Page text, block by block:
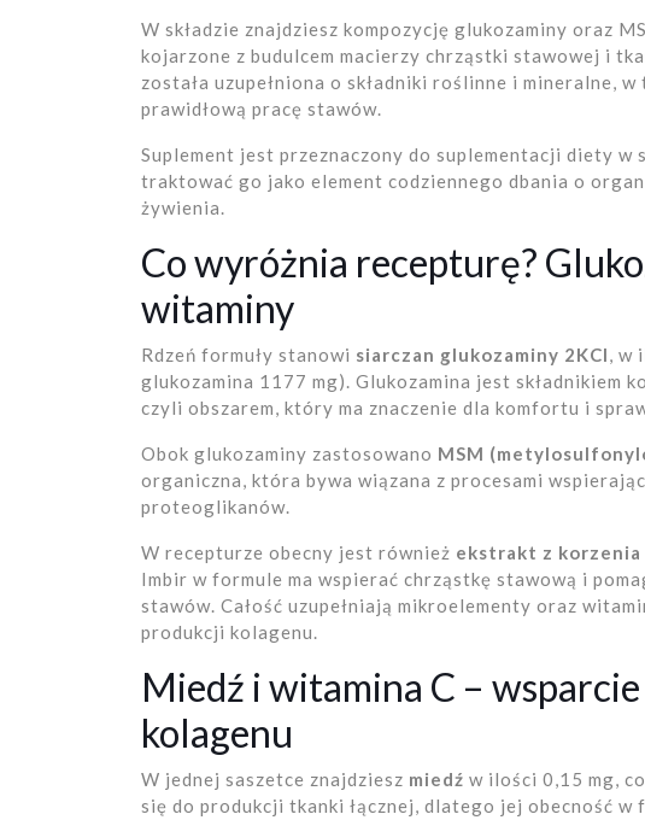
W składzie znajdziesz kompozycję glukozaminy oraz
kojarzone z budulcem macierzy chrząstki stawowej i
została uzupełniona o składniki roślinne i mineralne,
prawidłową pracę stawów.
Suplement jest przeznaczony do suplementacji diety w
traktować go jako element codziennego dbania o
żywienia.
Co wyróżnia recepturę?
witaminy
Rdzeń formuły stanowi siarczan glukozaminy 2KCl, w
glukozamina 1177 mg). Glukozamina jest składnikiem
czyli obszarem, który ma znaczenie dla komfortu i
Obok glukozaminy zastosowano MSM
organiczna, która bywa wiązana z procesami
proteoglikanów.
W recepturze obecny jest również ekstrakt z
Imbir w formule ma wspierać chrząstkę stawową i
stawów. Całość uzupełniają mikroelementy oraz
produkcji kolagenu.
Miedź i witamina C –
kolagenu
W jednej saszetce znajdziesz miedź w ilości 0,15 mg,
się do produkcji tkanki łącznej, dlatego jej obecność w